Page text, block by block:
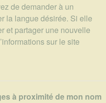
de demander à un
la langue désirée. Si elle
et partager une nouvelle
sur le site
à proximité de mon nom